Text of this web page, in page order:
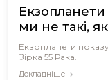
ми не такі,
Екзопланети
Зірка 55 Рака.
Докладніше